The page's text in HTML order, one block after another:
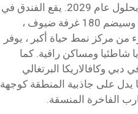
سوديك في يونيو في الساحل الشمالي لمصر بحلول عام 2029. يقع الفندق في
وجهة على شاطئ البحر مستوحاة من ميامي ، وسيضم 180 غرفة ضيوف ،
من مركز نمط حياة أكبر ، يوفر
شاطئيا ومساكن راقية. كما
وكافالاريكا البرتغالي
جائزة ميشلان في يونيو 2025، مما يدل على جاذبية المنطقة كوجهة
الفاخرة المنسقة.